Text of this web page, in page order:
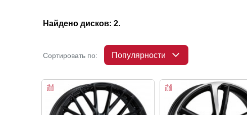
Найдено дисков: 2.
Сортировать по: Популярности